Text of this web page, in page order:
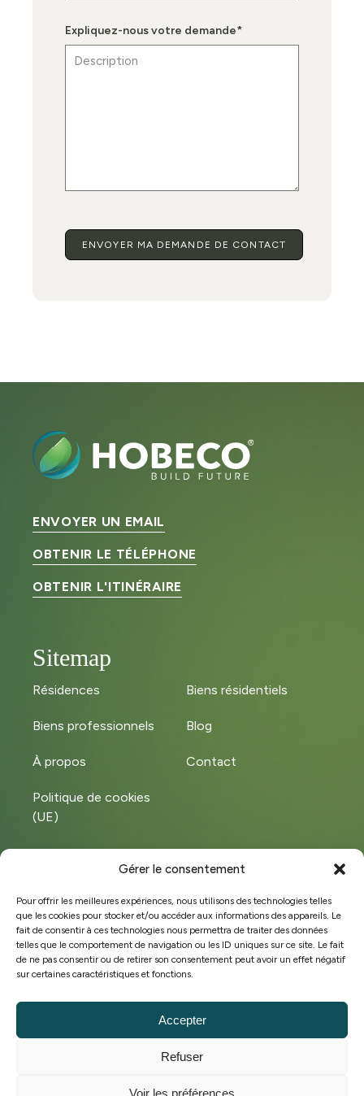
Gérer le consentement
Pour offrir les meilleures expériences, nous utilisons des technologies telles
que les cookies pour stocker et/ou accéder aux informations des appareils. Le
fait de consentir à ces technologies nous permettra de traiter des données
telles que le comportement de navigation ou les ID uniques sur ce site. Le fait
de ne pas consentir ou de retirer son consentement peut avoir un effet négatif
sur certaines caractéristiques et fonctions.
Accepter
Refuser
Voir les préférences
Expliquez-nous votre demande*
ENVOYER UN EMAIL
OBTENIR LE TÉLÉPHONE
OBTENIR L'ITINÉRAIRE
Sitemap
Résidences Biens résidentiels
Biens professionnels Blog
À propos Contact
Politique de cookies
(UE)
Facebook
BE 0449.572.828
Conditions générales de vente
Politique de cookies
Stratégie marketing & site web par